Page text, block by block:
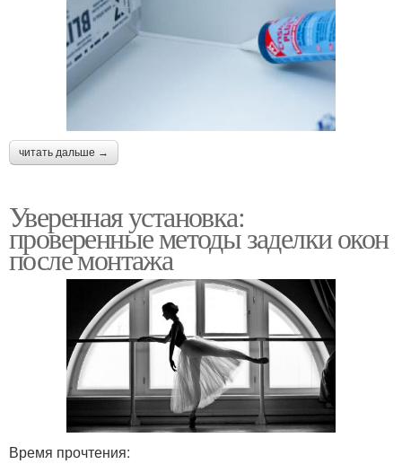
читать дальше →
Уверенная установка:
проверенные методы заделки окон
после монтажа
Время прочтения: